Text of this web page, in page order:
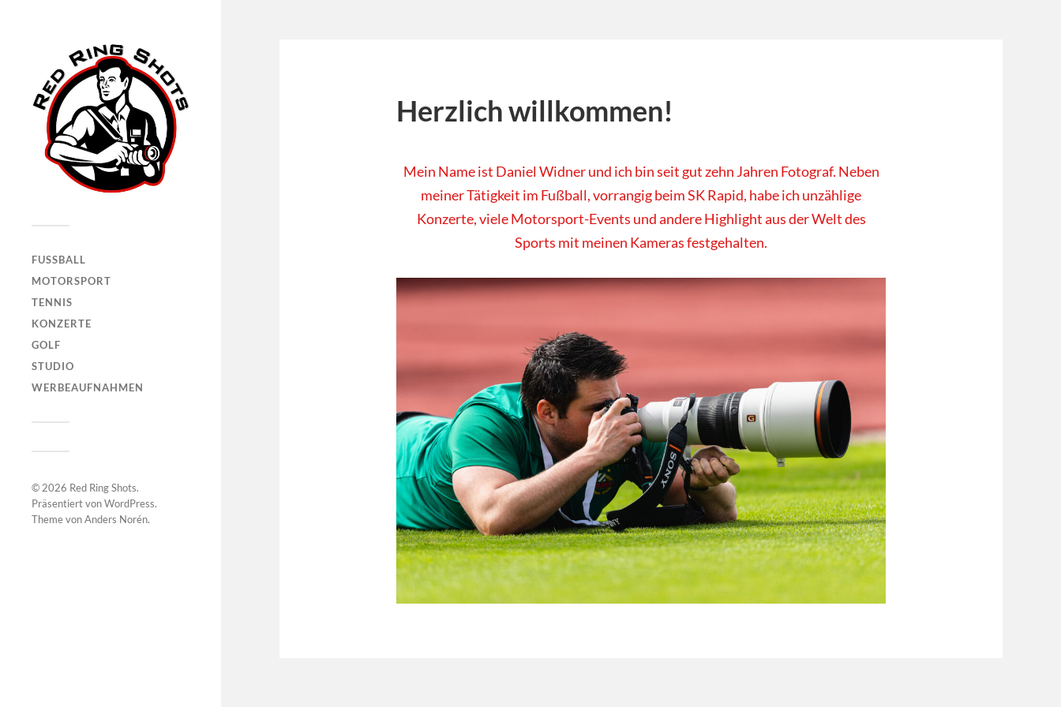
FUSSBALL
MOTORSPORT
TENNIS
KONZERTE
GOLF
STUDIO
WERBEAUFNAHMEN
© 2026 Red Ring Shots.
Präsentiert vonWordPress.
Theme vonAnders Norén.
Herzlich willkommen!
Mein Name ist Daniel Widner und ich bin seit gut zehn Jahren Fotograf. Neben
meiner Tätigkeit im Fußball, vorrangig beim SK Rapid, habe ich unzählige
Konzerte, viele Motorsport-Events und andere Highlight aus der Welt des
Sports mit meinen Kameras festgehalten.